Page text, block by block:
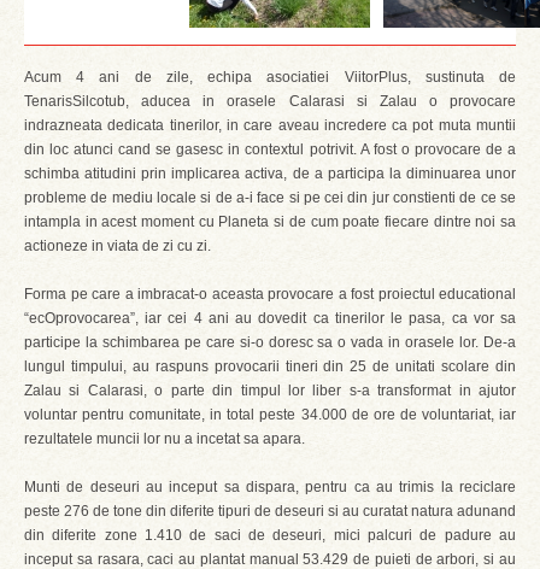
Acum 4 ani de zile, echipa asociatiei ViitorPlus, sustinuta de
TenarisSilcotub, aducea in orasele Calarasi si Zalau o provocare
indrazneata dedicata tinerilor, in care aveau incredere ca pot muta muntii
din loc atunci cand se gasesc in contextul potrivit. A fost o provocare de a
schimba atitudini prin implicarea activa, de a participa la diminuarea unor
probleme de mediu locale si de a-i face si pe cei din jur constienti de ce se
intampla in acest moment cu Planeta si de cum poate fiecare dintre noi sa
actioneze in viata de zi cu zi.
Forma pe care a imbracat-o aceasta provocare a fost proiectul educational
“ecOprovocarea”, iar cei 4 ani au dovedit ca tinerilor le pasa, ca vor sa
participe la schimbarea pe care si-o doresc sa o vada in orasele lor. De-a
lungul timpului, au raspuns provocarii tineri din 25 de unitati scolare din
Zalau si Calarasi, o parte din timpul lor liber s-a transformat in ajutor
voluntar pentru comunitate, in total peste 34.000 de ore de voluntariat, iar
rezultatele muncii lor nu a incetat sa apara.
Munti de deseuri au inceput sa dispara, pentru ca au trimis la reciclare
peste 276 de tone din diferite tipuri de deseuri si au curatat natura adunand
din diferite zone 1.410 de saci de deseuri, mici palcuri de padure au
inceput sa rasara, caci au plantat manual 53.429 de puieti de arbori, si au